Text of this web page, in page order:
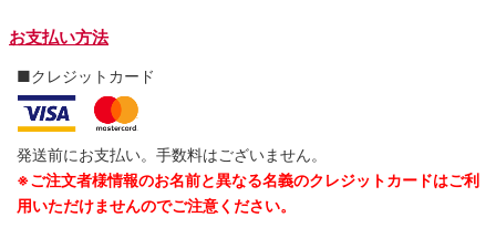
お支払い方法
■クレジットカード
発送前にお支払い。手数料はございません。
※ご注文者様情報のお名前と異なる名義のクレジットカードはご利
用いただけませんのでご注意ください。